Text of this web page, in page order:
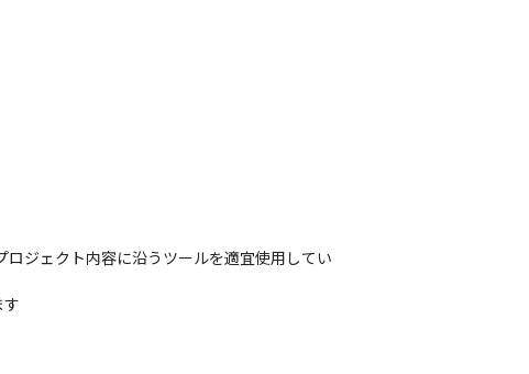
ジェクト内容に沿うツールを適宜使用してい